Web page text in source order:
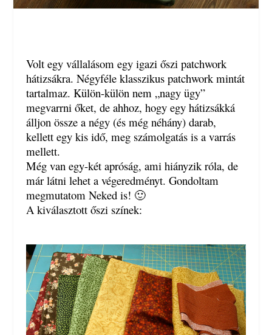
Volt egy vállalásom egy igazi őszi patchwork
hátizsákra. Négyféle klasszikus patchwork mintát
tartalmaz. Külön-külön nem „nagy ügy”
megvarrni őket, de ahhoz, hogy egy hátizsákká
álljon össze a négy (és még néhány) darab,
kellett egy kis idő, meg számolgatás is a varrás
mellett.
Még van egy-két apróság, ami hiányzik róla, de
már látni lehet a végeredményt. Gondoltam
megmutatom Neked is! 🙂
A kiválasztott őszi színek: